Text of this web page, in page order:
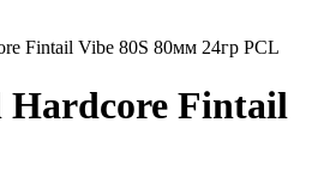
Fintail Vibe 80S 80мм 24гр PCL
Hardcore Fintail